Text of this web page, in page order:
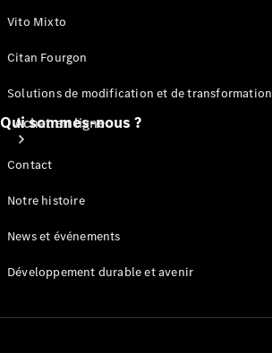
Achat en ligne
Benz Store
Vito Mixto
Citan Fourgon
Solutions de modification et de transformation
Qui sommes-nous ?
Contact
Notre histoire
News et événements
Développement durable et avenir